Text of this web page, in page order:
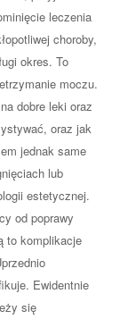
leczenia
choroby,
okres. To
moczu.
dobre leki oraz
oraz jak
jednak same
lub
estetycznej.
od poprawy
to komplikacje
Ewidentnie
się